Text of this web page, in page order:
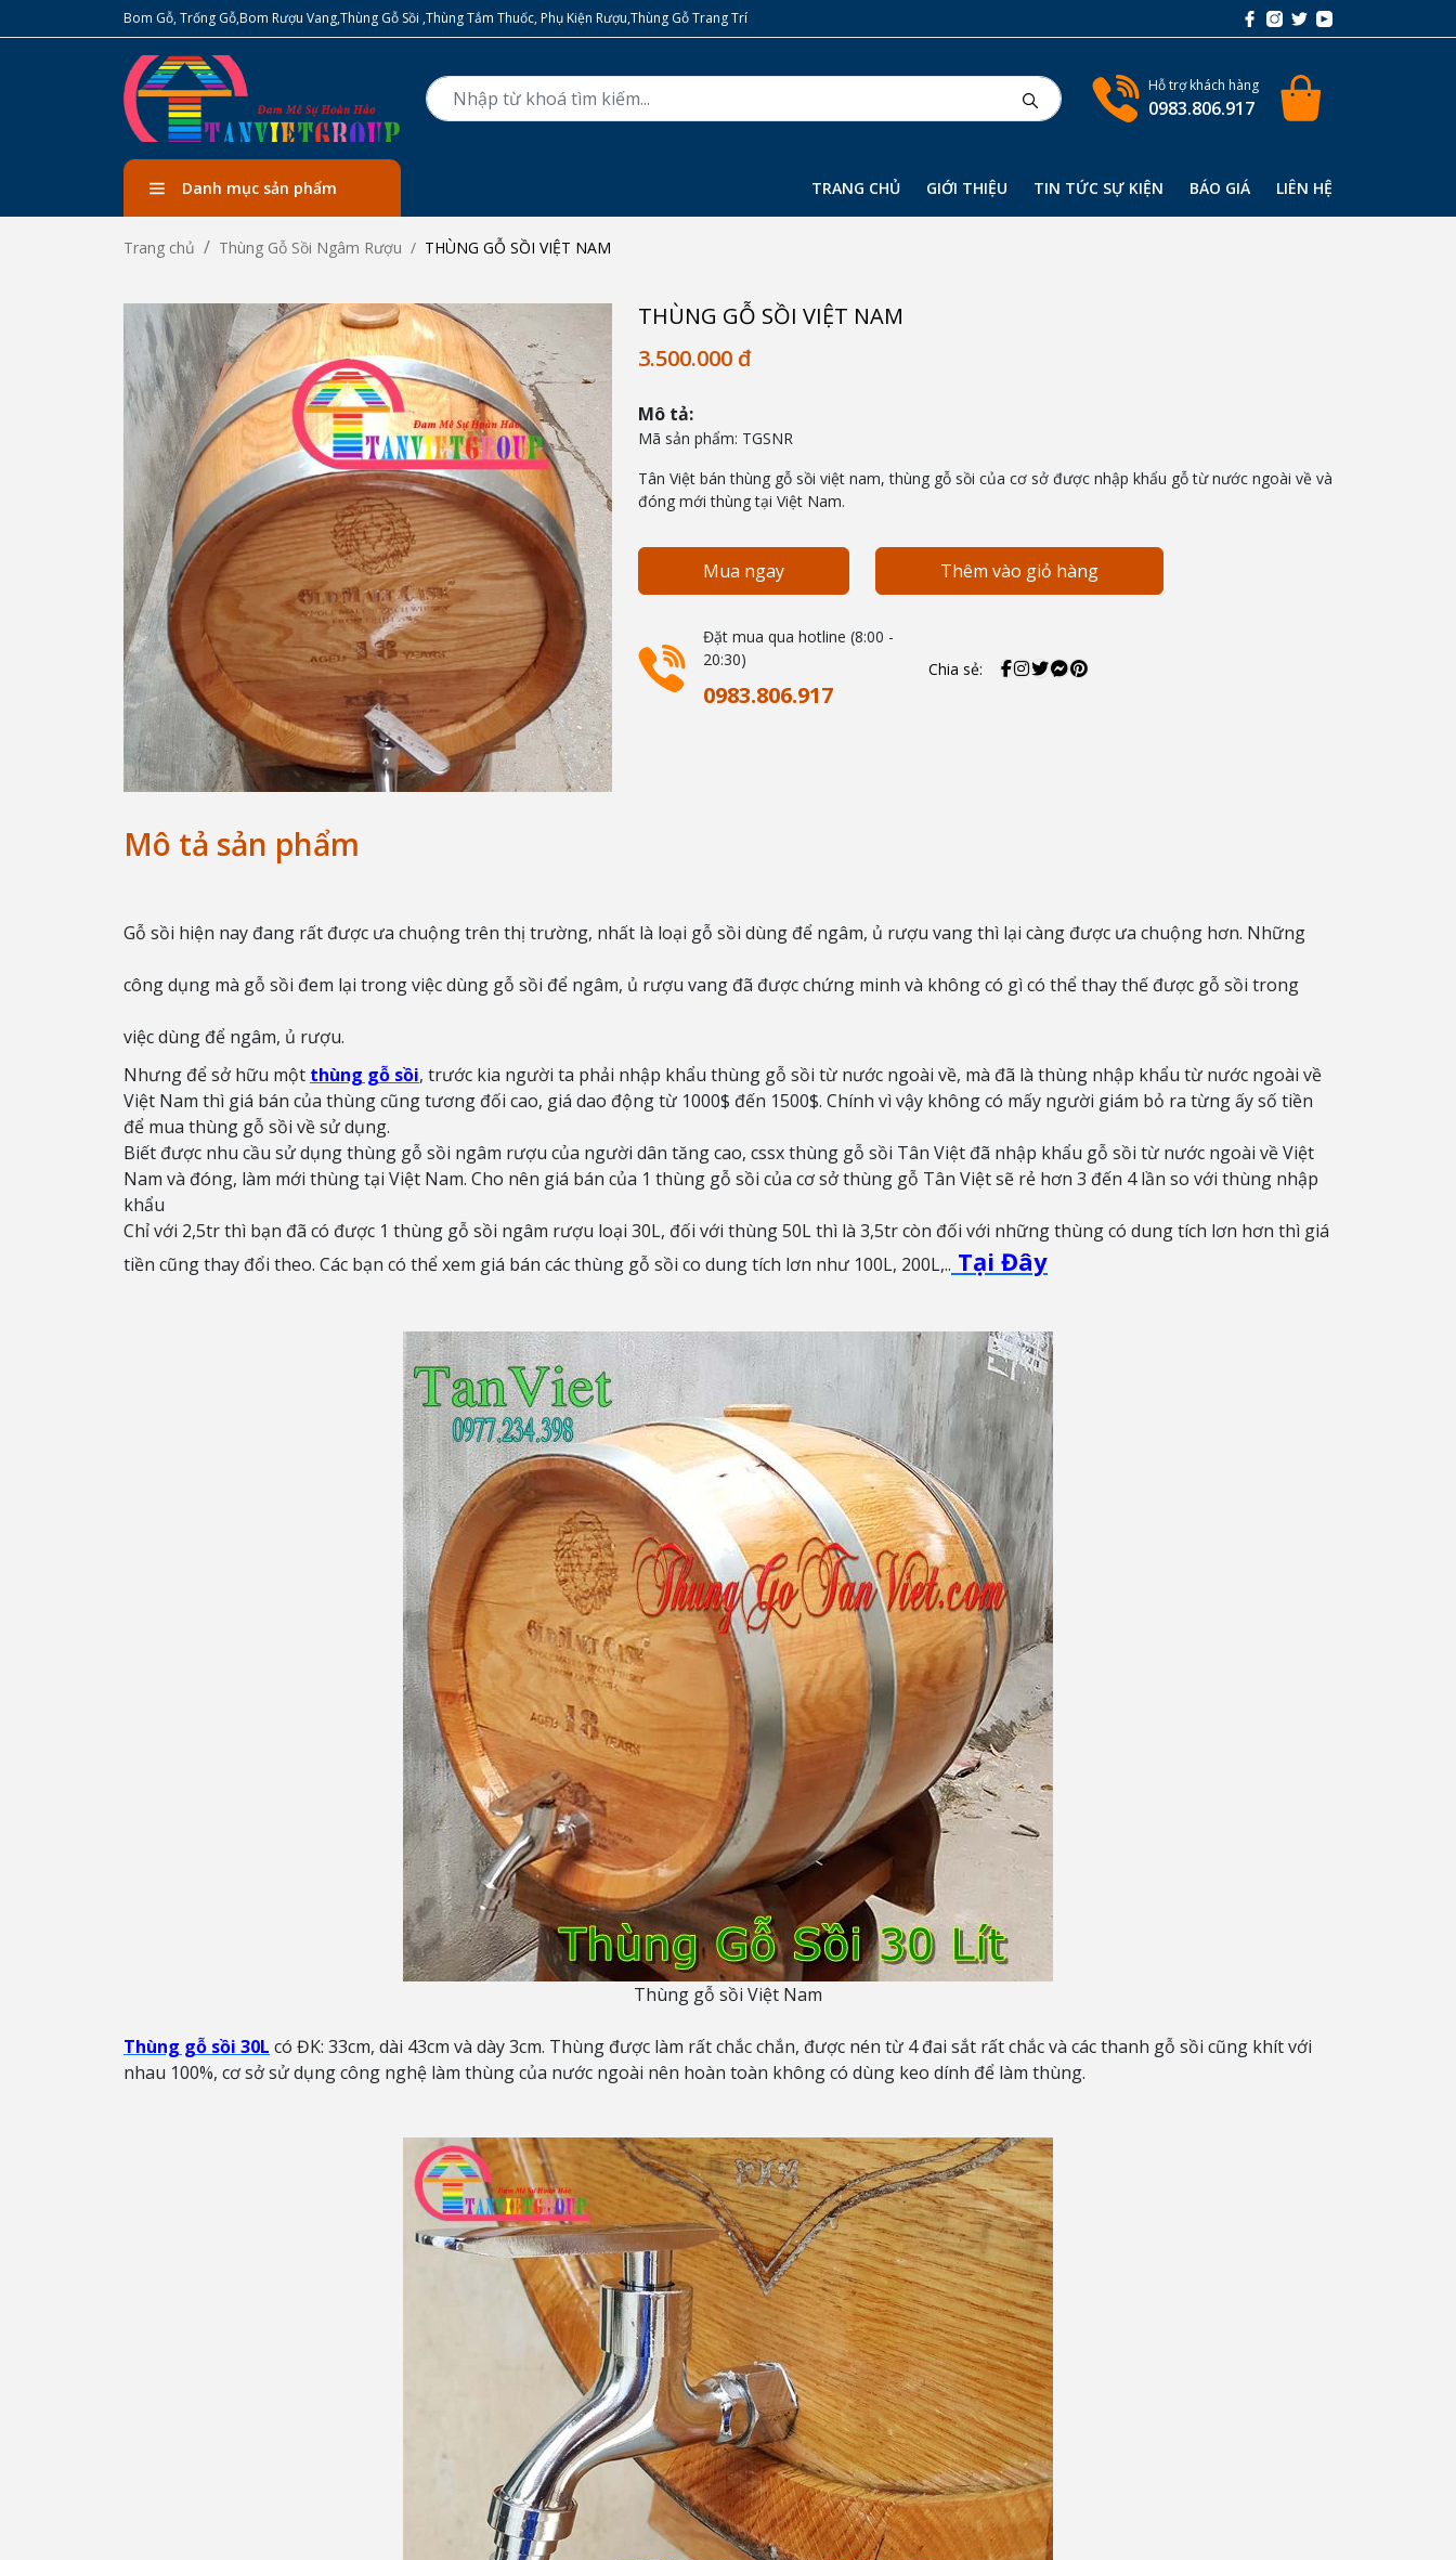
Bom Gỗ, Trống Gỗ,Bom Rượu Vang,Thùng Gỗ Sồi ,Thùng Tắm Thuốc, Phụ Kiện Rượu,Thùng Gỗ Trang Trí
Hỗ trợ khách hàng
0983.806.917
Danh mục sản phẩm TRANG CHỦ GIỚI THIỆU TIN TỨC SỰ KIỆN BÁO GIÁ LIÊN HỆ
Trang chủ Thùng Gỗ Sồi Ngâm Rượu THÙNG GỖ SỒI VIỆT NAM
THÙNG GỖ SỒI VIỆT NAM
3.500.000 đ
Mô tả:
Mã sản phẩm: TGSNR
Tân Việt bán thùng gỗ sồi việt nam, thùng gỗ sồi của cơ sở được nhập khẩu gỗ từ nước ngoài về và
đóng mới thùng tại Việt Nam.
Mua ngay Thêm vào giỏ hàng
Đặt mua qua hotline (8:00 -
20:30)
0983.806.917
Chia sẻ:
Mô tả sản phẩm
Gỗ sồi hiện nay đang rất được ưa chuộng trên thị trường, nhất là loại gỗ sồi dùng để ngâm, ủ rượu vang thì lại càng được ưa chuộng hơn. Những
công dụng mà gỗ sồi đem lại trong việc dùng gỗ sồi để ngâm, ủ rượu vang đã được chứng minh và không có gì có thể thay thế được gỗ sồi trong
việc dùng để ngâm, ủ rượu.
Nhưng để sở hữu một thùng gỗ sồi, trước kia người ta phải nhập khẩu thùng gỗ sồi từ nước ngoài về, mà đã là thùng nhập khẩu từ nước ngoài về
Việt Nam thì giá bán của thùng cũng tương đối cao, giá dao động từ 1000$ đến 1500$. Chính vì vậy không có mấy người giám bỏ ra từng ấy số tiền
để mua thùng gỗ sồi về sử dụng.
Biết được nhu cầu sử dụng thùng gỗ sồi ngâm rượu của người dân tăng cao, cssx thùng gỗ sồi Tân Việt đã nhập khẩu gỗ sồi từ nước ngoài về Việt
Nam và đóng, làm mới thùng tại Việt Nam. Cho nên giá bán của 1 thùng gỗ sồi của cơ sở thùng gỗ Tân Việt sẽ rẻ hơn 3 đến 4 lần so với thùng nhập
khẩu
Chỉ với 2,5tr thì bạn đã có được 1 thùng gỗ sồi ngâm rượu loại 30L, đối với thùng 50L thì là 3,5tr còn đối với những thùng có dung tích lơn hơn thì giá
tiền cũng thay đổi theo. Các bạn có thể xem giá bán các thùng gỗ sồi co dung tích lơn như 100L, 200L,.. Tại Đây
Thùng gỗ sồi Việt Nam
Thùng gỗ sồi 30L có ĐK: 33cm, dài 43cm và dày 3cm. Thùng được làm rất chắc chắn, được nén từ 4 đai sắt rất chắc và các thanh gỗ sồi cũng khít với
nhau 100%, cơ sở sử dụng công nghệ làm thùng của nước ngoài nên hoàn toàn không có dùng keo dính để làm thùng.